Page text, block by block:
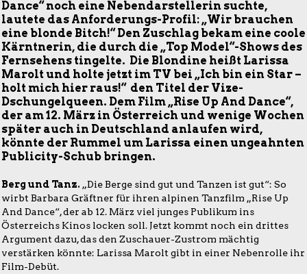
Dance“ noch eine Nebendarstellerin suchte,
lautete das Anforderungs-Profil: „Wir brauchen
eine blonde Bitch!“ Den Zuschlag bekam eine coole
Kärntnerin, die durch die „Top Model“-Shows des
Fernsehens tingelte. Die Blondine heißt Larissa
Marolt und holte jetzt im TV bei „Ich bin ein Star –
holt mich hier raus!“ den Titel der Vize-
Dschungelqueen. Dem Film „Rise Up And Dance“,
der am 12. März in Österreich und wenige Wochen
später auch in Deutschland anlaufen wird,
könnte der Rummel um Larissa einen ungeahnten
Publicity-Schub bringen.
Berg und Tanz. „Die Berge sind gut und Tanzen ist gut“: So
wirbt Barbara Gräftner für ihren alpinen Tanzfilm „Rise Up
And Dance“, der ab 12. März viel junges Publikum ins
Österreichs Kinos locken soll. Jetzt kommt noch ein drittes
Argument dazu, das den Zuschauer-Zustrom mächtig
verstärken könnte: Larissa Marolt gibt in einer Nebenrolle ihr
Film-Debüt.